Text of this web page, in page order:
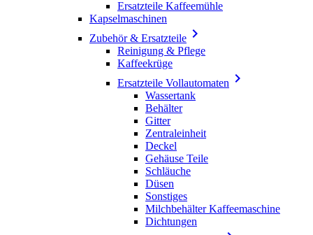
Ersatzteile Kaffeemühle
Kapselmaschinen
Zubehör & Ersatzteile 
Reinigung & Pflege
Kaffeekrüge
Ersatzteile Vollautomaten 
Wassertank
Behälter
Gitter
Zentraleinheit
Deckel
Gehäuse Teile
Schläuche
Düsen
Sonstiges
Milchbehälter Kaffeemaschine
Dichtungen